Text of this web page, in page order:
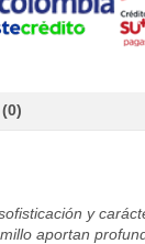
y
aportan